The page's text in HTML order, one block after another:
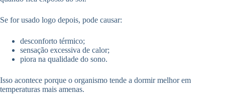
Se for usado logo depois, pode causar:
desconforto térmico;
sensação excessiva de calor;
piora na qualidade do sono.
Isso acontece porque o organismo tende a dormir melhor em
temperaturas mais amenas.